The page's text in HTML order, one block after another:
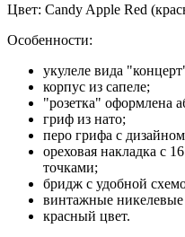
Цвет: Candy Apple Red
Особенности:
укулеле вида
корпус из сапеле;
"розетка" оформлена
гриф из нато;
перо грифа с
ореховая накладка с
точками;
бридж с удобной
винтажные никелевые
красный цвет.